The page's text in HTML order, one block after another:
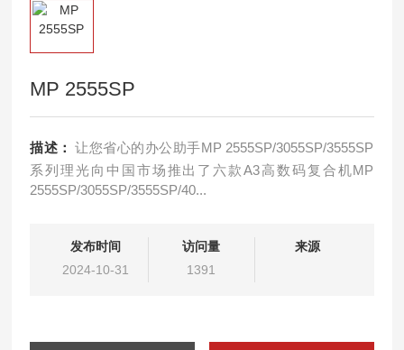
MP 2555SP
描述：
让您省心的办公助手MP 2555SP/3055SP/3555SP
系列理光向中国市场推出了六款A3高数码复合机MP
2555SP/3055SP/3555SP/40...
发布时间
2024-10-31
访问量
1391
来源